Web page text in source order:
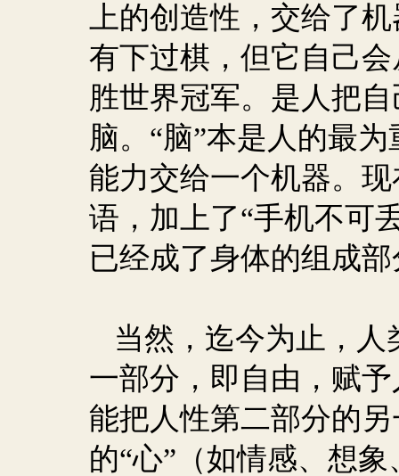
上的创造性，交给了
有下过棋，但它自己
胜世界冠军。是人把
脑。“脑”本是人的最
能力交给一个机器。
语，加上了“手机不可
已经成了身体的组成
当然，迄今为止，
一部分，即自由，赋
能把人性第二部分的
的“心”（如情感、想